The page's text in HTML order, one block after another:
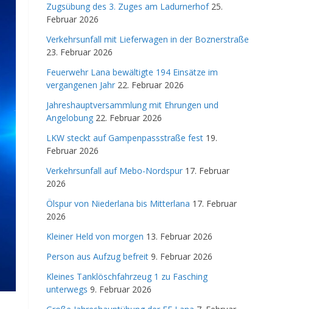
Zugsübung des 3. Zuges am Ladurnerhof 25.
Februar 2026
Verkehrsunfall mit Lieferwagen in der Boznerstraße
23. Februar 2026
Feuerwehr Lana bewältigte 194 Einsätze im
vergangenen Jahr 22. Februar 2026
Jahreshauptversammlung mit Ehrungen und
Angelobung 22. Februar 2026
LKW steckt auf Gampenpassstraße fest 19.
Februar 2026
Verkehrsunfall auf Mebo-Nordspur 17. Februar
2026
Ölspur von Niederlana bis Mitterlana 17. Februar
2026
Kleiner Held von morgen 13. Februar 2026
Person aus Aufzug befreit 9. Februar 2026
Kleines Tanklöschfahrzeug 1 zu Fasching
unterwegs 9. Februar 2026